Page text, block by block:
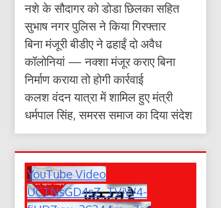
नशे के सौदागर को डोडा छिलका सहित
सुभाष नगर पुलिस ने किया गिरफ्तार
बिना मंजूरी बीडीए ने ढहाईं दो अवैध
कॉलोनियां — नक्शा मंजूर कराए बिना
निर्माण कराया तो होगी कार्रवाई
कलश वंदन यात्रा में शामिल हुए मंत्री
धर्मपाल सिंह, समरस समाज का दिया संदेश
YouTube Video
UCTNsGD4sZ_TVjW4-